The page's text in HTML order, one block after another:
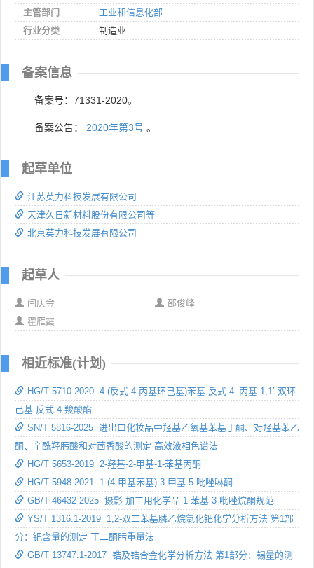
主管部门
工业和信息化部
行业分类
制造业
备案信息
备案号：71331-2020。
备案公告： 2020年第3号 。
起草单位
江苏英力科技发展有限公司
天津久日新材料股份有限公司等
北京英力科技发展有限公司
起草人
闫庆金
邵俊峰
翟雁霞
相近标准(计划)
HG/T 5710-2020 4-(反式-4-丙基环己基)苯基-反式-4’-丙基-1,1’-双环
己基-反式-4-羧酸酯
SN/T 5816-2025 进出口化妆品中羟基乙氧基苯基丁酮、对羟基苯乙
酮、辛酰羟肟酸和对茴香酸的测定 高效液相色谱法
HG/T 5653-2019 2-羟基-2-甲基-1-苯基丙酮
HG/T 5948-2021 1-(4-甲基苯基)-3-甲基-5-吡唑啉酮
GB/T 46432-2025 摄影 加工用化学品 1-苯基-3-吡唑烷酮规范
YS/T 1316.1-2019 1,2-双二苯基膦乙烷氯化钯化学分析方法 第1部
分：钯含量的测定 丁二酮肟重量法
GB/T 13747.1-2017 锆及锆合金化学分析方法 第1部分：锡量的测